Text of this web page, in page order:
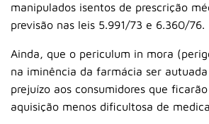
manipulados isentos de prescrição
previsão nas leis 5.991/73 e 6.360/76.
Ainda, que o periculum in mora
na iminência da farmácia ser
prejuízo aos consumidores que
aquisição menos dificultosa de